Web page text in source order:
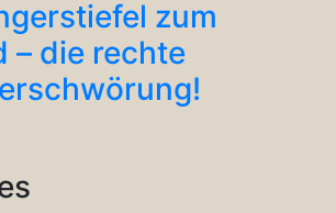
zum
– die rechte